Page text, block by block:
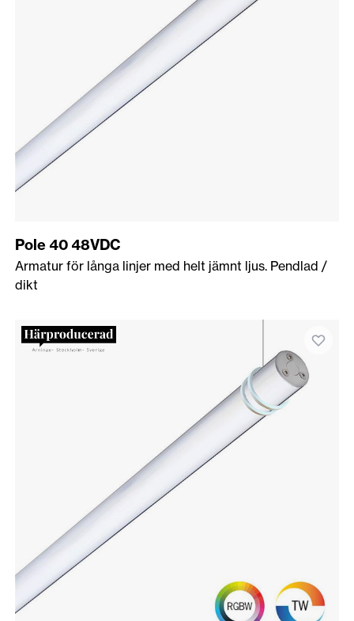
Pole 40 48VDC
Armatur för långa linjer med helt jämnt ljus. Pendlad /
dikt